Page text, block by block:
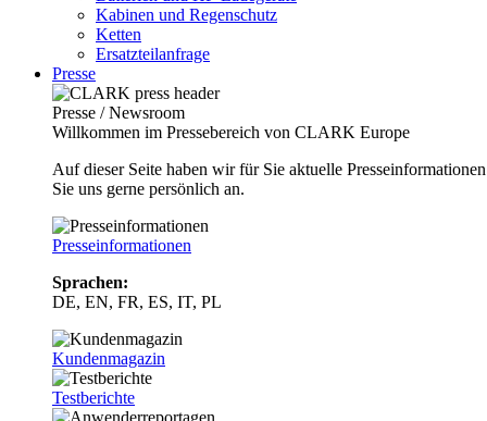
Kabinen und Regenschutz
Ketten
Ersatzteilanfrage
Presse
Presse / Newsroom
Willkommen im Pressebereich von CLARK Europe
Auf dieser Seite haben wir für Sie aktuelle
Sie uns gerne persönlich an.
Presseinformationen
Sprachen:
DE, EN, FR, ES, IT, PL
Kundenmagazin
Testberichte